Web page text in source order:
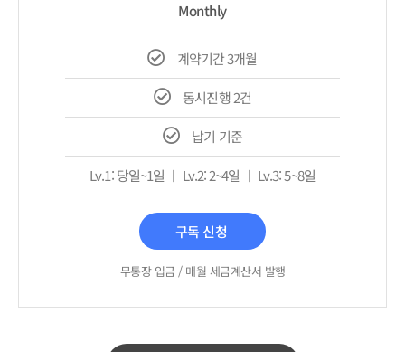
Monthly
계약기간 3개월
동시진행 2건
납기 기준
Lv.1: 당일~1일 ㅣ Lv.2: 2~4일 ㅣ Lv.3: 5~8일
구독 신청
무통장 입금 / 매월 세금계산서 발행